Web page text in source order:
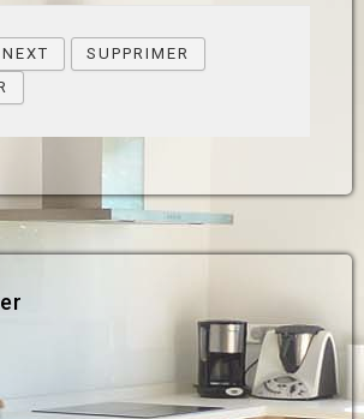
NEXT
SUPPRIMER